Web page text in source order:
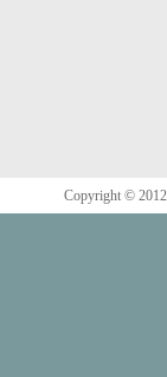
Copyright ©